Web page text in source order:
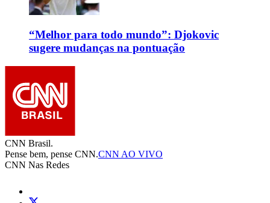
“Melhor para todo mundo”: Djokovic
sugere mudanças na pontuação
CNN Brasil.
Pense bem, pense CNN.CNN AO VIVO
CNN Nas Redes